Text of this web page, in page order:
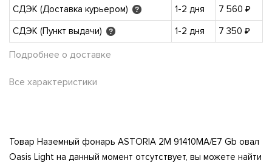
СДЭК (Доставка курьером)
? 1-2 дня
7 560 ₽
СДЭК (Пункт выдачи)
? 1-2 дня 7 350 ₽
Подробнее о доставке
Все характеристики
Товар Наземный фонарь ASTORIA 2M 91410MA/E7 Gb овал
Oasis Light на данный момент отсутствует, вы можете найти